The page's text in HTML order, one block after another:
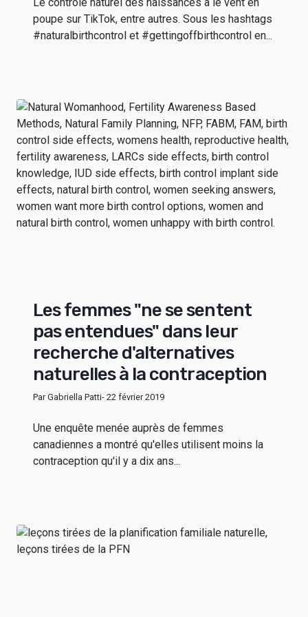
Le contrôle naturel des naissances a le vent en
poupe sur TikTok, entre autres. Sous les hashtags
#naturalbirthcontrol et #gettingoffbirthcontrol en...
Les femmes "ne se sentent
pas entendues" dans leur
recherche d'alternatives
naturelles à la contraception
Par Gabriella Patti- 22 février 2019
Une enquête menée auprès de femmes
canadiennes a montré qu'elles utilisent moins la
contraception qu'il y a dix ans...